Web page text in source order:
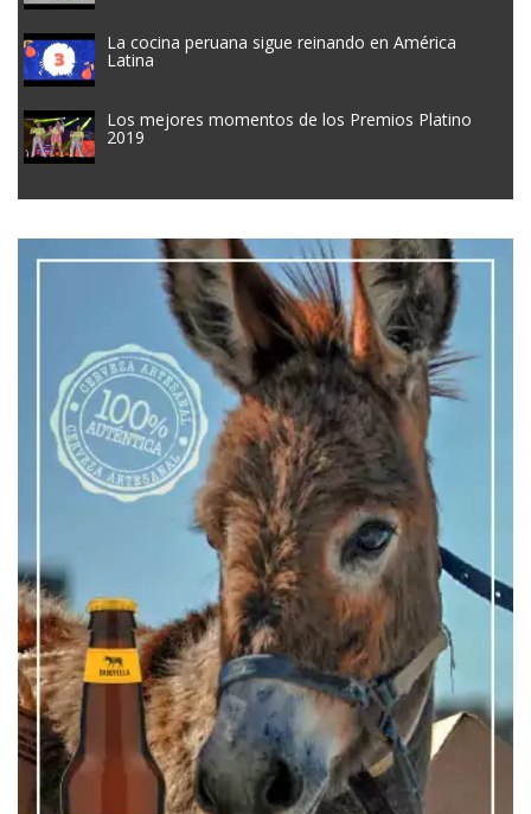
La cocina peruana sigue reinando en América
Latina
Los mejores momentos de los Premios Platino
2019